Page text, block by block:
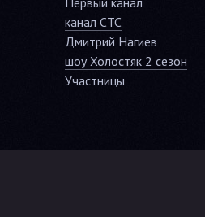
канал СТС
Дмитрий Нагиев
шоу Холостяк 2 сезон
Участницы